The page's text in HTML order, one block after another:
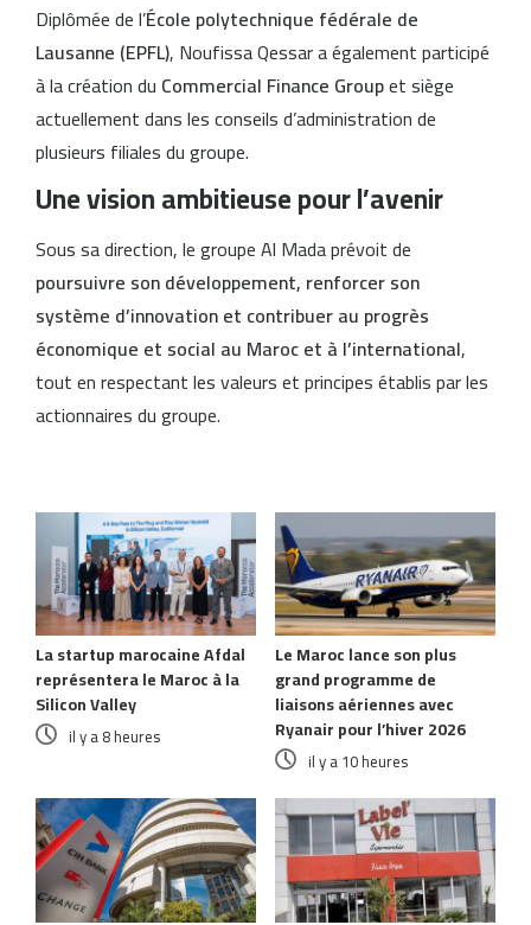
Diplômée de l’École polytechnique fédérale de
Lausanne (EPFL), Noufissa Qessar a également participé
à la création du Commercial Finance Groupet siège
actuellement dans les conseils d’administration de
plusieurs filiales du groupe.
Une vision ambitieuse pour l’avenir
Sous sa direction, le groupe Al Mada prévoit de
poursuivre son développement, renforcer son
système d’innovation et contribuer au progrès
économique et social au Maroc et à l’international,
tout en respectant les valeurs et principes établis par les
actionnaires du groupe.
La startup marocaine Afdal
représentera le Maroc à la
Silicon Valley
il y a 8 heures
Le Maroc lance son plus
grand programme de
liaisons aériennes avec
Ryanair pour l’hiver 2026
il y a 10 heures